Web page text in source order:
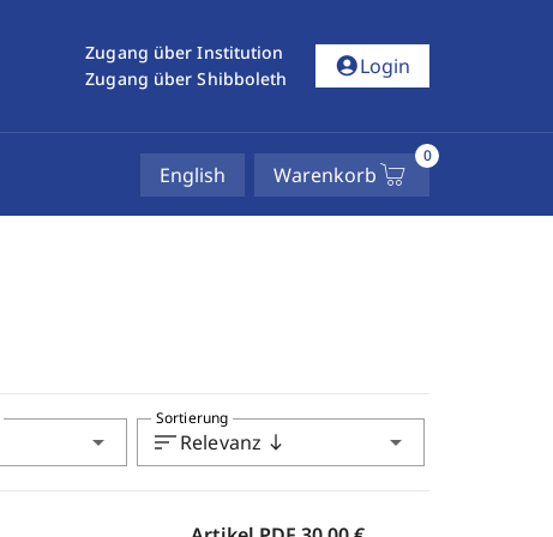
Zugang über Institution
Zugang über Shibboleth
account_circleLogin
English Warenkorb
0
arrow_drop_down sortRelevanz south arrow_drop_down
Sortierung